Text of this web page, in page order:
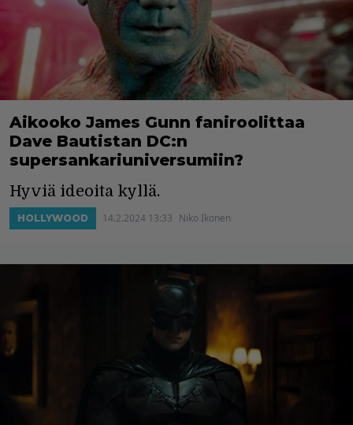
Aikooko James Gunn faniroolittaa
Dave Bautistan DC:n
supersankariuniversumiin?
Hyviä ideoita kyllä.
HOLLYWOOD 14.2.2024 13:33 Niko Ikonen